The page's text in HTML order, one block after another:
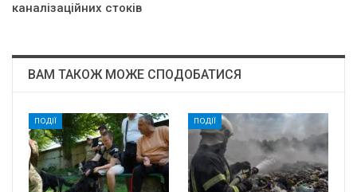
каналізаційних стоків
ВАМ ТАКОЖ МОЖЕ СПОДОБАТИСЯ
ПОДІЇ ПОДІЇ